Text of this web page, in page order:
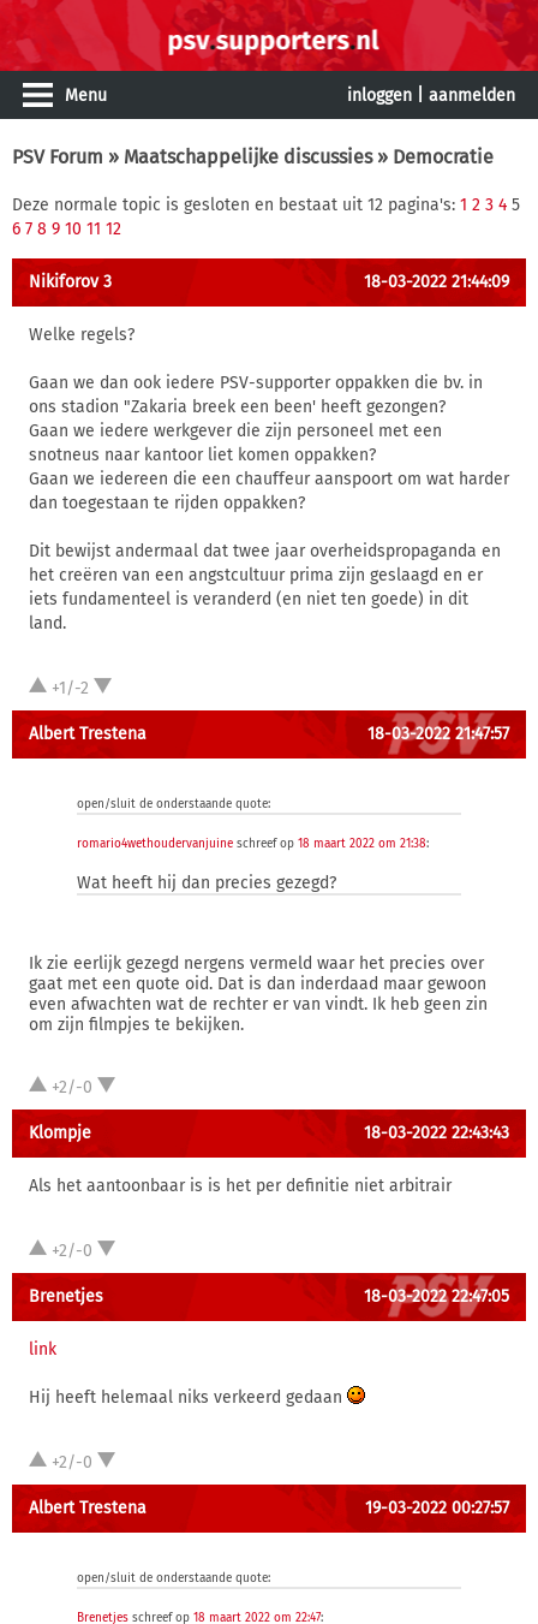
Menu inloggen aanmelden
PSV Forum » Maatschappelijke discussies» Democratie
Deze normale topic is gesloten en bestaat uit 12 pagina's: 1 2 3 4 5
6 7 8 9 10 11 12
Nikiforov 3 18-03-2022 21:44:09
Welke regels?
Gaan we dan ook iedere PSV-supporter oppakken die bv. in
ons stadion "Zakaria breek een been' heeft gezongen?
Gaan we iedere werkgever die zijn personeel met een
snotneus naar kantoor liet komen oppakken?
Gaan we iedereen die een chauffeur aanspoort om wat harder
dan toegestaan te rijden oppakken?
Dit bewijst andermaal dat twee jaar overheidspropaganda en
het creëren van een angstcultuur prima zijn geslaagd en er
iets fundamenteel is veranderd (en niet ten goede) in dit
land.
+1/-2
Albert Trestena 18-03-2022 21:47:57
open/sluit de onderstaande quote:
romario4wethoudervanjuine schreef op 18 maart 2022 om 21:38:
Wat heeft hij dan precies gezegd?
Ik zie eerlijk gezegd nergens vermeld waar het precies over
gaat met een quote oid. Dat is dan inderdaad maar gewoon
even afwachten wat de rechter er van vindt. Ik heb geen zin
om zijn filmpjes te bekijken.
+2/-0
Klompje 18-03-2022 22:43:43
Als het aantoonbaar is is het per definitie niet arbitrair
+2/-0
Brenetjes 18-03-2022 22:47:05
link
Hij heeft helemaal niks verkeerd gedaan
+2/-0
Albert Trestena 19-03-2022 00:27:57
open/sluit de onderstaande quote:
Brenetjes schreef op 18 maart 2022 om 22:47: